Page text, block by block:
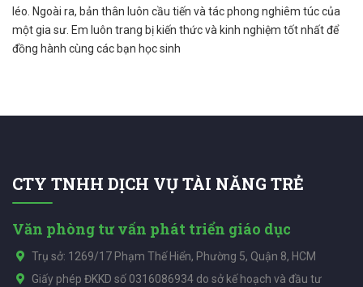
léo. Ngoài ra, bản thân luôn cầu tiến và tác phong nghiêm túc của
một gia sư. Em luôn trang bị kiến thức và kinh nghiệm tốt nhất để
đồng hành cùng các bạn học sinh
CTY TNHH DỊCH VỤ TÀI NĂNG TRẺ
Văn phòng tư vấn phát triển giáo dục
Trụ sở: 1269/17 Phạm Thế Hiển, Phường 5, Quận 8, HCM
Giấy phép ĐKKD số 0316086934 do sở kế hoạch và đầu tư